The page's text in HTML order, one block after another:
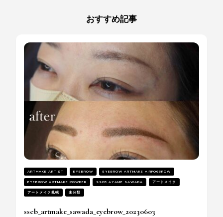
ン
おすすめ記事
ARTMAKE ARTIST EYEBROW EYEBROW ARTMAKE AIRFOGBROW
EYEBROW ARTMAKE POWDER SSCB AYAME SAWADA アートメイク
アートメイク札幌 未分類
sscb_artmake_sawada_eyebrow_20230603